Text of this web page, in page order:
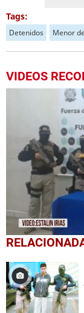
Tags:
Detenidos Menor
VIDEOS
0
seconds
1
minute,
1
second